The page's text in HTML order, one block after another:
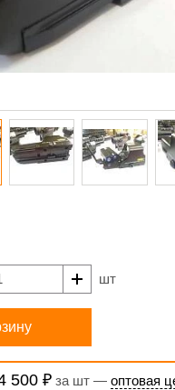
шт
500 ₽за шт — оптовая